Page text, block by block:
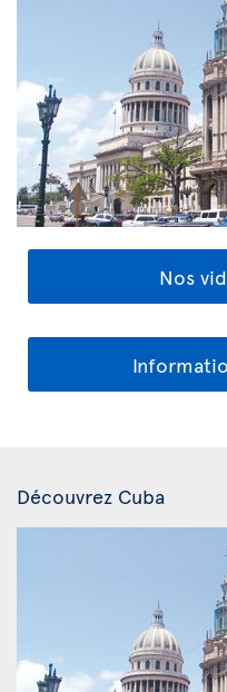
Nos
Découvrez Cuba